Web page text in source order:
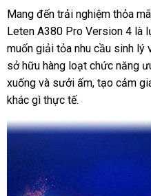
Âm
Đạo
Giả
Co
Bóp
Tỏa
Nhiệt
-
Tự
Động
Thụt,
Sưởi
Mang đến trải nghiệm thỏa
Leten A380 Pro Version 4 là
muốn giải tỏa nhu cầu sinh lý
sở hữu hàng loạt chức năng
xuống và sưởi ấm, tạo cảm
khác gì thực tế.